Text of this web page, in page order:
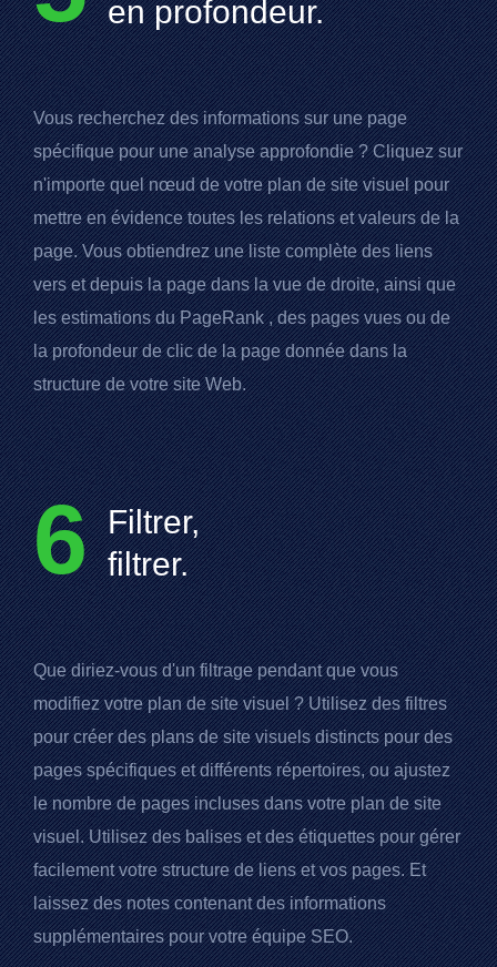
en profondeur.
Vous recherchez des informations sur une page
spécifique pour une analyse approfondie ? Cliquez sur
n'importe quel nœud de votre plan de site visuel pour
mettre en évidence toutes les relations et valeurs de la
page. Vous obtiendrez une liste complète des liens
vers et depuis la page dans la vue de droite, ainsi que
les estimations duPageRank, des pages vues ou de
la profondeur de clic de la page donnée dans la
structure de votre site Web.
6 Filtrer,
filtrer.
Que diriez-vous d'un filtrage pendant que vous
modifiez votre plan de site visuel ? Utilisez des filtres
pour créer des plans de site visuels distincts pour des
pages spécifiques et différents répertoires, ou ajustez
le nombre de pages incluses dans votre plan de site
visuel. Utilisez des balises et des étiquettes pour gérer
facilement votre structure de liens et vos pages. Et
laissez des notes contenant des informations
supplémentaires pour votre équipe SEO.